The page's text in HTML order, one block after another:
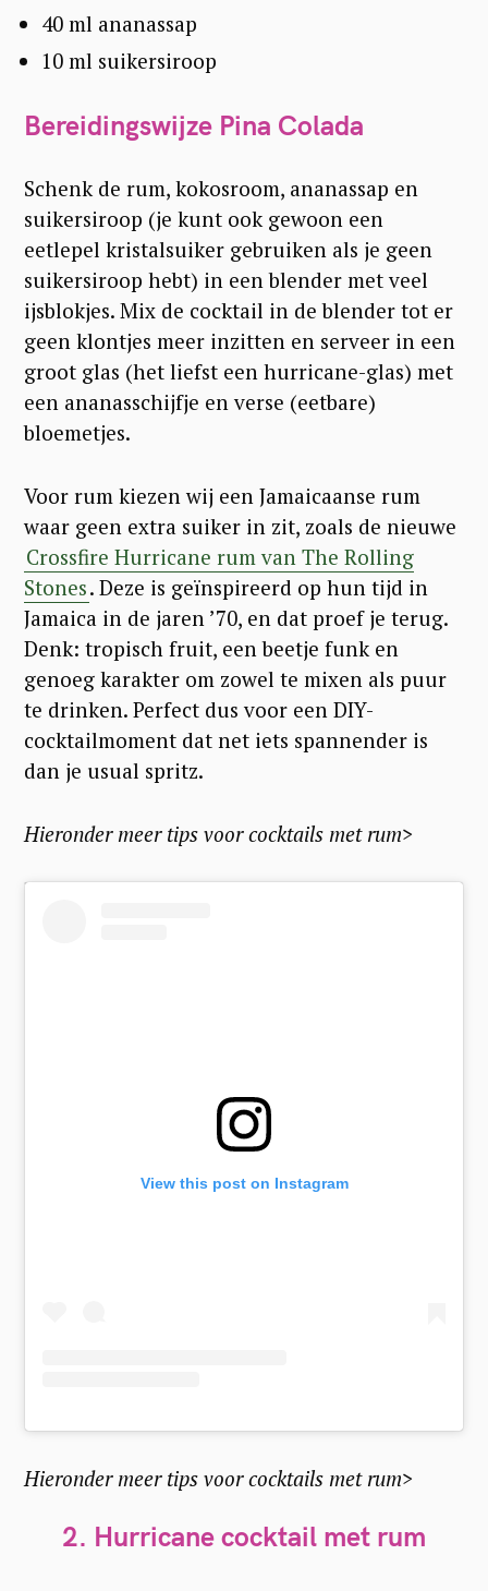
40 ml ananassap
10 ml suikersiroop
Bereidingswijze Pina Colada
Schenk de rum, kokosroom, ananassap en
suikersiroop (je kunt ook gewoon een
eetlepel kristalsuiker gebruiken als je geen
suikersiroop hebt) in een blender met veel
ijsblokjes. Mix de cocktail in de blender tot er
geen klontjes meer inzitten en serveer in een
groot glas (het liefst een hurricane-glas) met
een ananasschijfje en verse (eetbare)
bloemetjes.
Voor rum kiezen wij een Jamaicaanse rum
waar geen extra suiker in zit, zoals de nieuwe
Crossfire Hurricane rum van The Rolling
Stones. Deze is geïnspireerd op hun tijd in
Jamaica in de jaren ’70, en dat proef je terug.
Denk: tropisch fruit, een beetje funk en
genoeg karakter om zowel te mixen als puur
te drinken. Perfect dus voor een DIY-
cocktailmoment dat net iets spannender is
dan je usual spritz.
Hieronder meer tips voor cocktails met rum>
View this post on Instagram
Hieronder meer tips voor cocktails met rum>
2. Hurricane cocktail met rum